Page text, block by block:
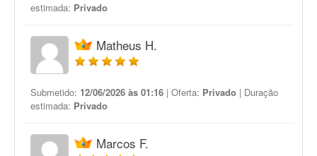
estimada: Privado
Matheus H.
Submetido: 12/06/2026 às 01:16 | Oferta: Privado | Duração
estimada: Privado
Marcos F.